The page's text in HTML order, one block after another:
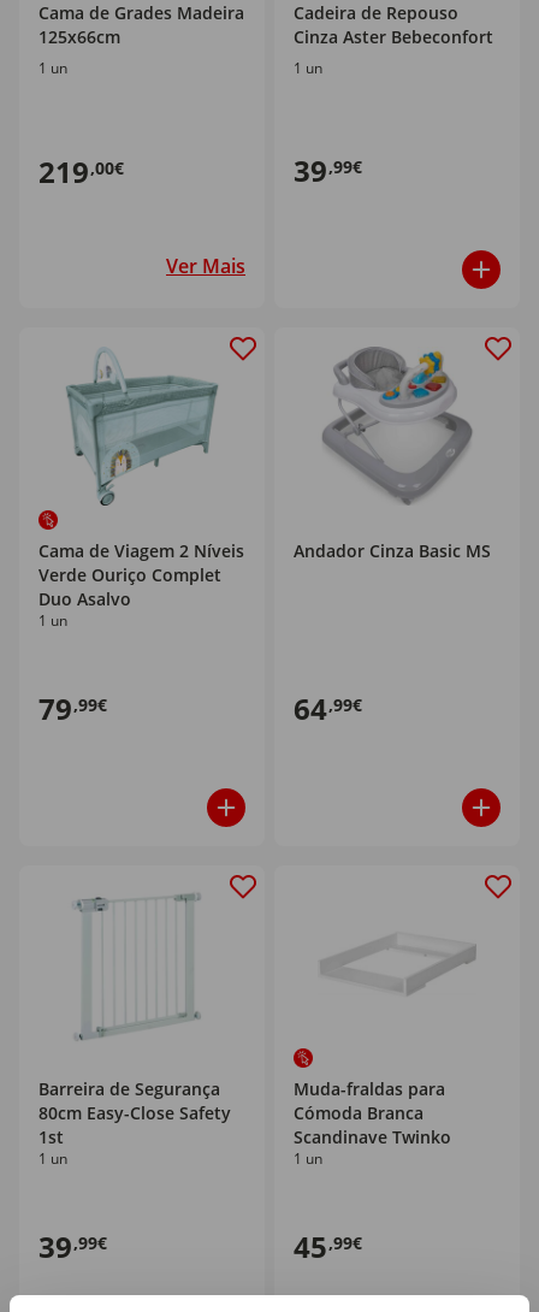
Cama de Grades Madeira
125x66cm
1 un
219,00€
Ver Mais
Cadeira de Repouso
Cinza Aster Bebeconfort
1 un
39,99€
Cama de Viagem 2 Níveis
Verde Ouriço Complet
Duo Asalvo
1 un
79,99€
Andador Cinza Basic MS
64,99€
Barreira de Segurança
80cm Easy-Close Safety
1st
1 un
39,99€
Muda-fraldas para
Cómoda Branca
Scandinave Twinko
1 un
45,99€